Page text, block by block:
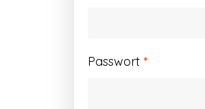
Passwort *Erforderlich